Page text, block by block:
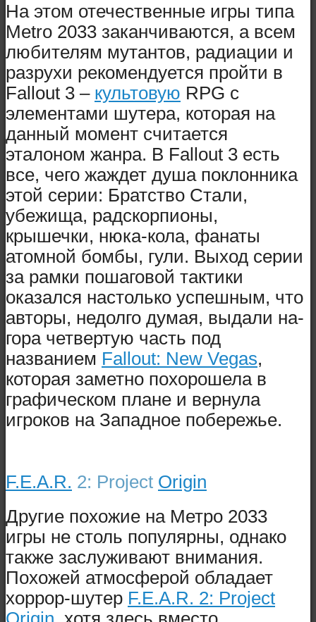
На этом отечественные игры типа
Metro 2033 заканчиваются, а всем
любителям мутантов, радиации и
разрухи рекомендуется пройти в
Fallout 3 – культовую RPG с
элементами шутера, которая на
данный момент считается
эталоном жанра. В Fallout 3 есть
все, чего жаждет душа поклонника
этой серии: Братство Стали,
убежища, радскорпионы,
крышечки, нюка-кола, фанаты
атомной бомбы, гули. Выход серии
за рамки пошаговой тактики
оказался настолько успешным, что
авторы, недолго думая, выдали на-
гора четвертую часть под
названием Fallout: New Vegas,
которая заметно похорошела в
графическом плане и вернула
игроков на Западное побережье.
F.E.A.R. 2: Project Origin
Другие похожие на Метро 2033
игры не столь популярны, однако
также заслуживают внимания.
Похожей атмосферой обладает
хоррор-шутер F.E.A.R. 2: Project